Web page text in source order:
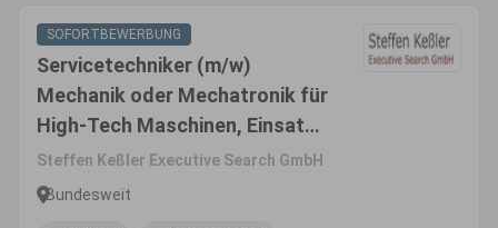
SOFORTBEWERBUNG
Servicetechniker (m/w)
Mechanik oder Mechatronik für
High-Tech Maschinen, Einsatz
national oder weltweit
Steffen Keßler Executive Search GmbH
Bundesweit